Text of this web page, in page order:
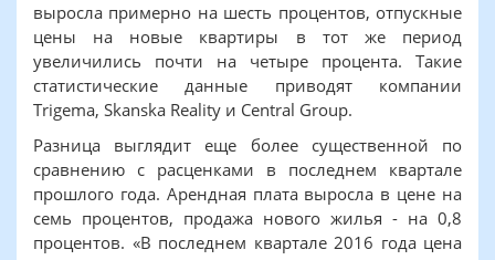
выросла примерно на шесть процентов, отпускные
цены на новые квартиры в тот же период
увеличились почти на четыре процента. Такие
статистические данные приводят компании
Trigema, Skanska Reality и Central Group.
Разница выглядит еще более существенной по
сравнению с расценками в последнем квартале
прошлого года. Арендная плата выросла в цене на
семь процентов, продажа нового жилья - на 0,8
процентов. «В последнем квартале 2016 года цена